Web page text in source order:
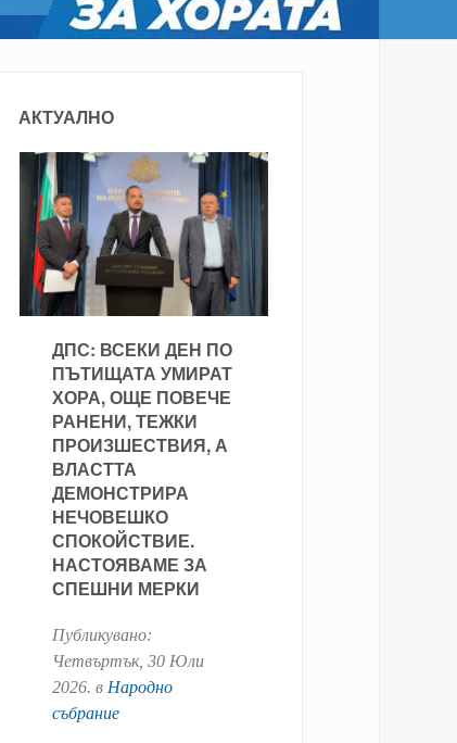
АКТУАЛНО
ДПС: ВСЕКИ ДЕН ПО
ПЪТИЩАТА УМИРАТ
ХОРА, ОЩЕ ПОВЕЧЕ
РАНЕНИ, ТЕЖКИ
ПРОИЗШЕСТВИЯ, А
ВЛАСТТА
ДЕМОНСТРИРА
НЕЧОВЕШКО
СПОКОЙСТВИЕ.
НАСТОЯВАМЕ ЗА
СПЕШНИ МЕРКИ
Публикувано:
Четвъртък, 30 Юли
2026. в Народно
събрание